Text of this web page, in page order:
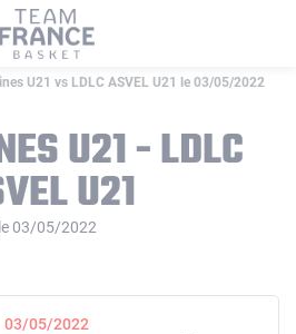
U21 vs LDLC ASVEL U21 le 03/05/2022
U21 - LDLC
U21
le 03/05/2022
03/05/2022